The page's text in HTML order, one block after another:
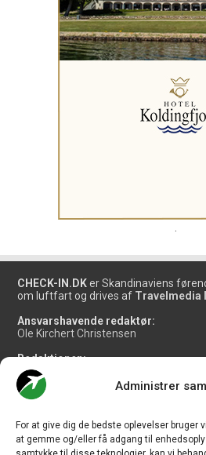
Administrer
For at give dig de bedste oplevelser bruger
at gemme og/eller få adgang til
CHECK-IN.DK er Skandinaviens
om luftfart og drives af Travelmedia
Ansvarshavende redaktør:
Ole Kirchert Christensen
Redaktionen:
Christian Granhøj Skouboe
Henrik Baumgarten
Danny Longhi Andreasen
Salg og jobannoncer:
salg@travelmedianordic.com